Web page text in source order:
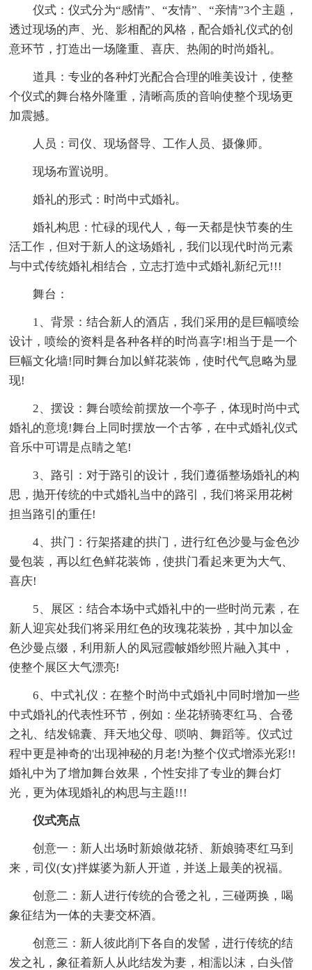
仪式：仪式分为“感情”、“友情”、“亲情”3个主题，
透过现场的声、光、影相配的风格，配合婚礼仪式的创
意环节，打造出一场隆重、喜庆、热闹的时尚婚礼。
道具：专业的各种灯光配合合理的唯美设计，使整
个仪式的舞台格外隆重，清晰高质的音响使整个现场更
加震撼。
人员：司仪、现场督导、工作人员、摄像师。
现场布置说明。
婚礼的形式：时尚中式婚礼。
婚礼构思：忙碌的现代人，每一天都是快节奏的生
活工作，但对于新人的这场婚礼，我们以现代时尚元素
与中式传统婚礼相结合，立志打造中式婚礼新纪元!!!
舞台：
1、背景：结合新人的酒店，我们采用的是巨幅喷绘
设计，喷绘的资料是各种各样的时尚喜字!相当于是一个
巨幅文化墙!同时舞台加以鲜花装饰，使时代气息略为显
现!
2、摆设：舞台喷绘前摆放一个亭子，体现时尚中式
婚礼的意境!舞台上同时摆放一个古筝，在中式婚礼仪式
音乐中可谓是点睛之笔!
3、路引：对于路引的设计，我们遵循整场婚礼的构
思，抛开传统的中式婚礼当中的路引，我们将采用花树
担当路引的重任!
4、拱门：行架搭建的拱门，进行红色沙曼与金色沙
曼包装，再以红色鲜花装饰，使拱门看起来更为大气、
喜庆!
5、展区：结合本场中式婚礼中的一些时尚元素，在
新人迎宾处我们将采用红色的玫瑰花装扮，其中加以金
色沙曼点缀，利用新人的凤冠霞帔婚纱照片融入其中，
使整个展区大气漂亮!
6、中式礼仪：在整个时尚中式婚礼中同时增加一些
中式婚礼的代表性环节，例如：坐花轿骑枣红马、合卺
之礼、结发锦囊、拜天地父母、唢呐、舞蹈等。仪式过
程中更是神奇的'出现神秘的月老!为整个仪式增添光彩!!
婚礼中为了增加舞台效果，个性安排了专业的舞台灯
光，更为体现婚礼的构思与主题!!!
仪式亮点
创意一：新人出场时新娘做花轿、新娘骑枣红马到
来，司仪(女)拌媒婆为新人开道，并送上最美的祝福。
创意二：新人进行传统的合卺之礼，三碰两换，喝
象征结为一体的夫妻交杯酒。
创意三：新人彼此削下各自的发髻，进行传统的结
发之礼，象征着新人从此结发为妻，相濡以沫，白头偕